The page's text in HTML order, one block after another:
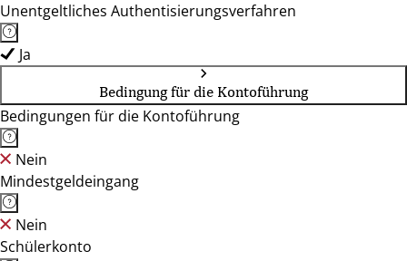
Unentgeltliches Authentisierungsverfahren
Ja
Bedingung für die Kontoführung
Bedingungen für die Kontoführung
Nein
Mindestgeldeingang
Nein
Schülerkonto